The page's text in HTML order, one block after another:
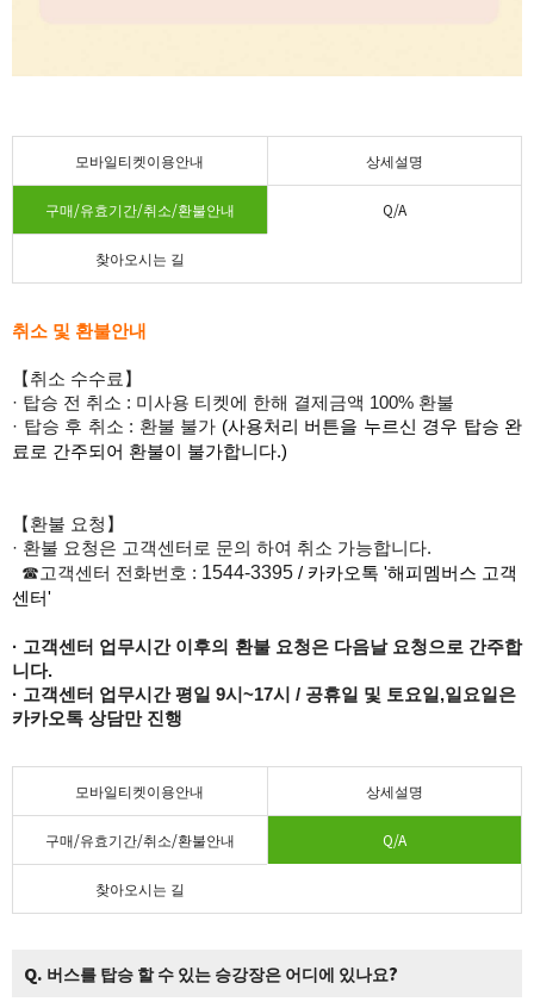
모바일티켓이용안내 상세설명
구매/유효기간/취소/환불안내 Q/A
찾아오시는 길
취소 및 환불안내
【취소 수수료】
· 탑승 전 취소 : 미사용 티켓에 한해 결제금액 100% 환불
· 탑승 후 취소 : 환불 불가 (사용처리 버튼을 누르신 경우 탑승 완
료로 간주되어 환불이 불가합니다.)
【환불 요청】
· 환불 요청은 고객센터로 문의 하여 취소 가능합니다.
☎고객센터 전화번호 : 1544-3395 / 카카오톡 '해피멤버스 고객
센터'
· 고객센터 업무시간 이후의 환불 요청은 다음날 요청으로 간주합
니다.
· 고객센터 업무시간 평일 9시~17시 / 공휴일 및 토요일,일요일은
카카오톡 상담만 진행
모바일티켓이용안내 상세설명
구매/유효기간/취소/환불안내 Q/A
찾아오시는 길
Q. 버스를 탑승 할 수 있는 승강장은 어디에 있나요?